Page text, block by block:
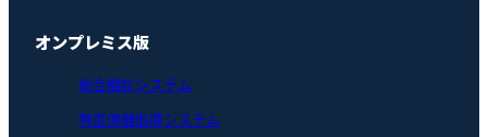
オンプレミス版
総合健診システム
特定保健指導システム